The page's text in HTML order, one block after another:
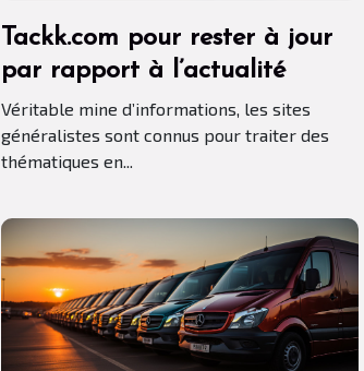
Tackk.com pour rester à jour
par rapport à l’actualité
Véritable mine d’informations, les sites
généralistes sont connus pour traiter des
thématiques en...